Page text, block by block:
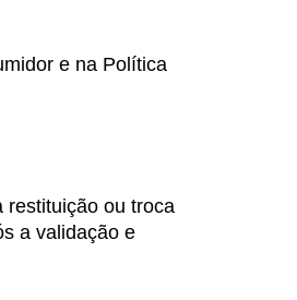
e na Política
restituição ou troca
a validação e